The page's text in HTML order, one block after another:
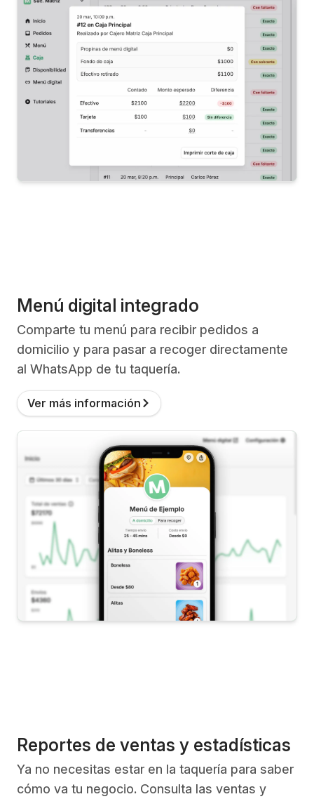
Menú digital integrado
Comparte tu menú para recibir pedidos a
domicilio y para pasar a recoger directamente
al WhatsApp de tu taquería.
Ver más información
Reportes de ventas y estadísticas
Ya no necesitas estar en la taquería para saber
cómo va tu negocio. Consulta las ventas y